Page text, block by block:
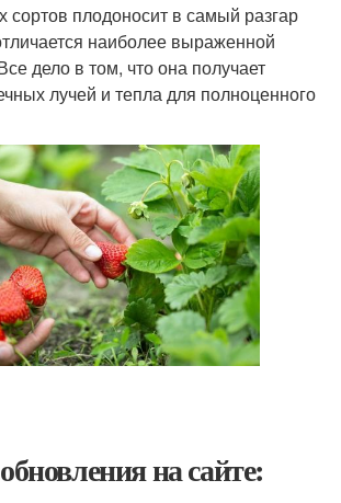
сортов плодоносит в самый разгар
наиболее выраженной
дело в том, что она получает
лучей и тепла для полноценного
на сайте: